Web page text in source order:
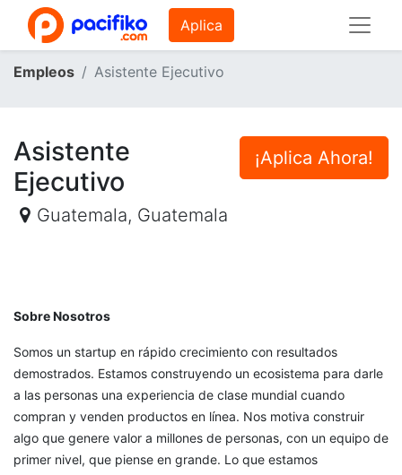
Aplica
Empleos Asistente Ejecutivo
¡Aplica Ahora!
Asistente
Ejecutivo
Guatemala, Guatemala
Sobre Nosotros
Somos un startup en rápido crecimiento con resultados
demostrados. Estamos construyendo un ecosistema para darle
a las personas una experiencia de clase mundial cuando
compran y venden productos en línea. Nos motiva construir
algo que genere valor a millones de personas, con un equipo de
primer nivel, que piense en grande. Lo que estamos